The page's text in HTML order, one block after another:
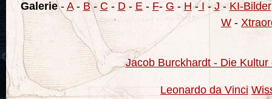
Galerie- A- B- C- D- E- F- G - H-I-J-KI-Bilder
W -
Jacob Burckhardt - Die
Leonardo da Vinci